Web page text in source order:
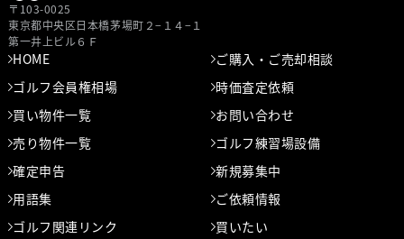
〒103-0025
東京都中央区⽇本橋茅場町２−１４−１
第⼀井上ビル６Ｆ
HOME
ご購入・ご売却相談
ゴルフ会員権相場
時価査定依頼
買い物件一覧
お問い合わせ
売り物件一覧
ゴルフ練習場設備
確定申告
新規募集中
用語集
ご依頼情報
ゴルフ関連リンク
買いたい